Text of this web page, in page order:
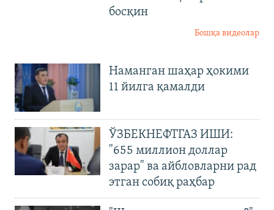
босқин
Бошқа видеолар
Наманган шаҳар ҳокими
11 йилга қамалди
ЎЗБЕКНЕФТГАЗ ИШИ:
"655 миллион доллар
зарар" ва айбловларни рад
этган собиқ раҳбар